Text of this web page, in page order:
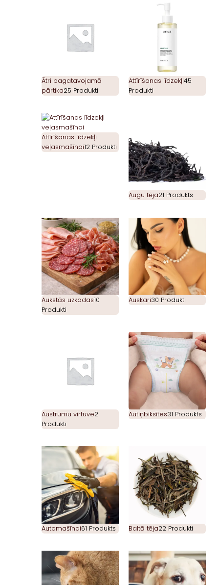
Ātri pagatavojamā
pārtika25 Produkti
Attīrīšanas līdzekļi45
Produkti
Attīrīšanas līdzekļi
veļasmašīnai12 Produkti
Augu tēja21 Produkts
Aukstās uzkodas10
Produkti
Auskari30 Produkti
Austrumu virtuve2
Produkti
Autiņbiksītes31 Produkts
Automašīnai61 Produkts Baltā tēja22 Produkti